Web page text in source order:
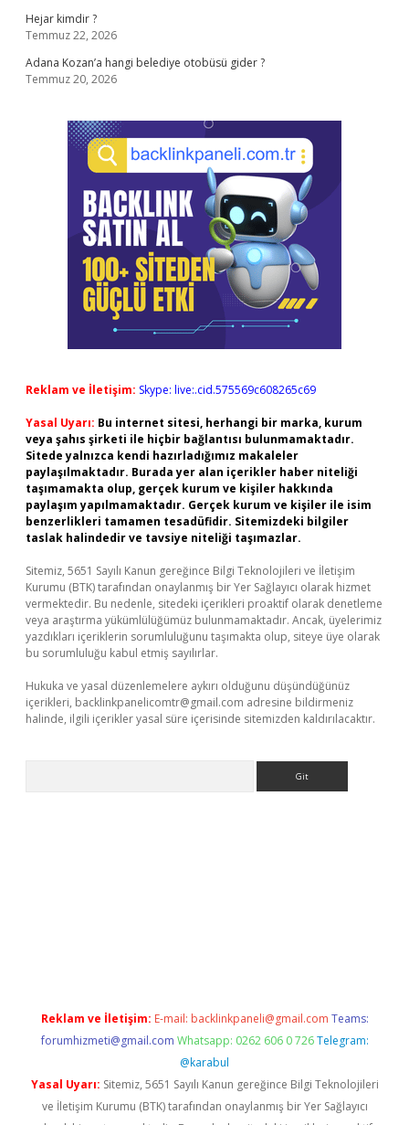
Hejar kimdir ?
Temmuz 22, 2026
Adana Kozan’a hangi belediye otobüsü gider ?
Temmuz 20, 2026
Reklam ve İletişim: Skype: live:.cid.575569c608265c69
Yasal Uyarı: Bu internet sitesi, herhangi bir marka, kurum
veya şahıs şirketi ile hiçbir bağlantısı bulunmamaktadır.
Sitede yalnızca kendi hazırladığımız makaleler
paylaşılmaktadır. Burada yer alan içerikler haber niteliği
taşımamakta olup, gerçek kurum ve kişiler hakkında
paylaşım yapılmamaktadır. Gerçek kurum ve kişiler ile isim
benzerlikleri tamamen tesadüfidir. Sitemizdeki bilgiler
taslak halindedir ve tavsiye niteliği taşımazlar.
Sitemiz, 5651 Sayılı Kanun gereğince Bilgi Teknolojileri ve İletişim
Kurumu (BTK) tarafından onaylanmış bir Yer Sağlayıcı olarak hizmet
vermektedir. Bu nedenle, sitedeki içerikleri proaktif olarak denetleme
veya araştırma yükümlülüğümüz bulunmamaktadır. Ancak, üyelerimiz
yazdıkları içeriklerin sorumluluğunu taşımakta olup, siteye üye olarak
bu sorumluluğu kabul etmiş sayılırlar.
Hukuka ve yasal düzenlemelere aykırı olduğunu düşündüğünüz
içerikleri, backlinkpanelicomtr@gmail.com adresine bildirmeniz
halinde, ilgili içerikler yasal süre içerisinde sitemizden kaldırılacaktır.
Reklam ve İletişim: E-mail: backlinkpaneli@gmail.com Teams:
forumhizmeti@gmail.com Whatsapp: 0262 606 0 726 Telegram:
@karabul
Yasal Uyarı: Sitemiz, 5651 Sayılı Kanun gereğince Bilgi Teknolojileri
ve İletişim Kurumu (BTK) tarafından onaylanmış bir Yer Sağlayıcı